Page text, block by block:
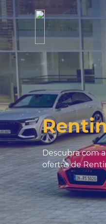
Descubra com
ofertas de